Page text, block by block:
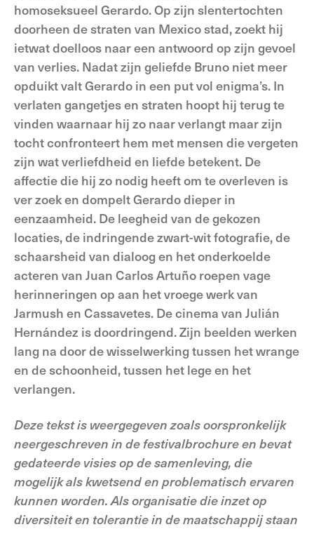
homoseksueel Gerardo. Op zijn slentertochten
doorheen de straten van Mexico stad, zoekt hij
ietwat doelloos naar een antwoord op zijn gevoel
van verlies. Nadat zijn geliefde Bruno niet meer
opduikt valt Gerardo in een put vol enigma’s. In
verlaten gangetjes en straten hoopt hij terug te
vinden waarnaar hij zo naar verlangt maar zijn
tocht confronteert hem met mensen die vergeten
zijn wat verliefdheid en liefde betekent. De
affectie die hij zo nodig heeft om te overleven is
ver zoek en dompelt Gerardo dieper in
eenzaamheid. De leegheid van de gekozen
locaties, de indringende zwart-wit fotografie, de
schaarsheid van dialoog en het onderkoelde
acteren van Juan Carlos Artuño roepen vage
herinneringen op aan het vroege werk van
Jarmush en Cassavetes. De cinema van Julián
Hernández is doordringend. Zijn beelden werken
lang na door de wisselwerking tussen het wrange
en de schoonheid, tussen het lege en het
verlangen.
Deze tekst is weergegeven zoals oorspronkelijk
neergeschreven in de festivalbrochure en bevat
gedateerde visies op de samenleving, die
mogelijk als kwetsend en problematisch ervaren
kunnen worden. Als organisatie die inzet op
diversiteit en tolerantie in de maatschappij staan